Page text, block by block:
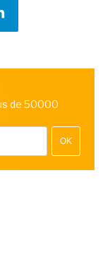
de 50000
OK